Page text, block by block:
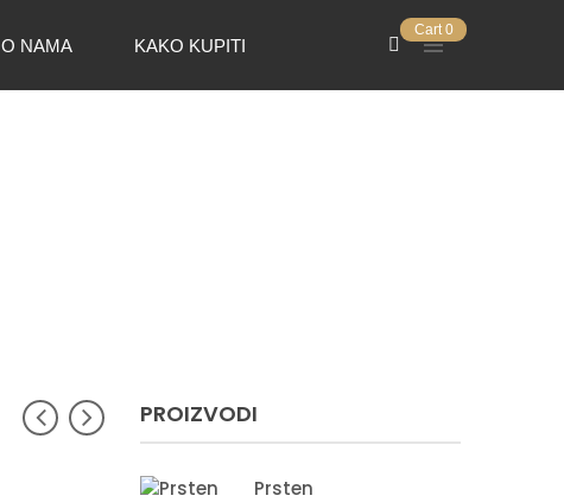
O NAMA KAKO KUPITI
Cart 0
PROIZVODI
Prsten